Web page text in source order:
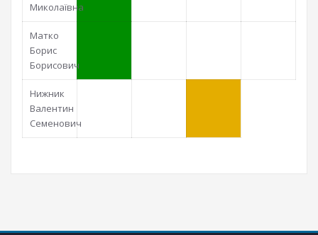
Миколаївна
Матко
Борис
Борисович
Нижник
Валентин
Семенович